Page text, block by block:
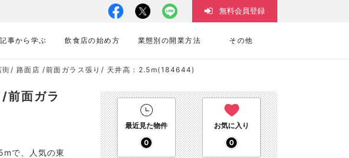
記事から学ぶ 飲食店の始め方 業態別の開業方法 その他
無料会員登録
街/ 路面店 /前面ガラス張り/ 天井高：2.5m(184644)
前面ガラ
で、人気の東
最近見た物件
0
お気に入り
0